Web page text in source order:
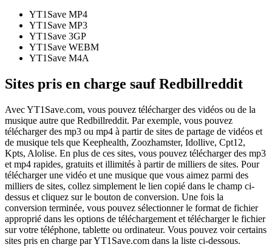
YT1Save MP4
YT1Save MP3
YT1Save 3GP
YT1Save WEBM
YT1Save M4A
Sites pris en charge sauf Redbillreddit
Avec YT1Save.com, vous pouvez télécharger des vidéos ou de la
musique autre que Redbillreddit. Par exemple, vous pouvez
télécharger des mp3 ou mp4 à partir de sites de partage de vidéos et
de musique tels que Keephealth, Zoozhamster, Idollive, Cpt12,
Kpts, Alolise. En plus de ces sites, vous pouvez télécharger des mp3
et mp4 rapides, gratuits et illimités à partir de milliers de sites. Pour
télécharger une vidéo et une musique que vous aimez parmi des
milliers de sites, collez simplement le lien copié dans le champ ci-
dessus et cliquez sur le bouton de conversion. Une fois la
conversion terminée, vous pouvez sélectionner le format de fichier
approprié dans les options de téléchargement et télécharger le fichier
sur votre téléphone, tablette ou ordinateur. Vous pouvez voir certains
sites pris en charge par YT1Save.com dans la liste ci-dessous.